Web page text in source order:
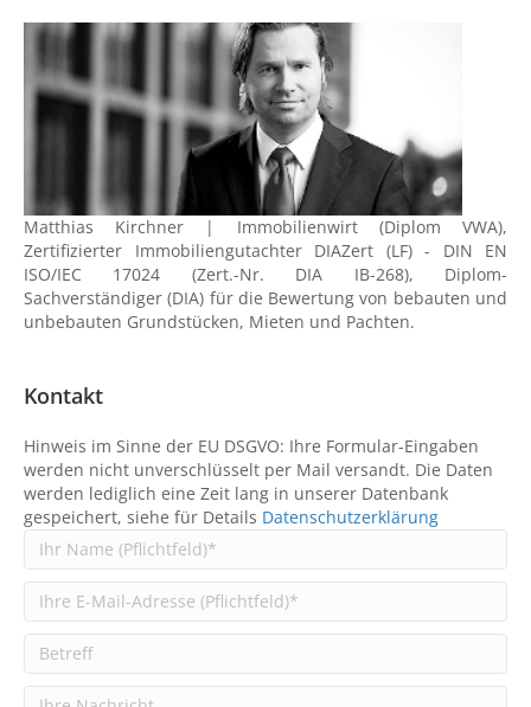
Matthias Kirchner | Immobilienwirt (Diplom VWA),
Zertifizierter Immobiliengutachter DIAZert (LF) - DIN EN
ISO/IEC 17024 (Zert.-Nr. DIA IB-268), Diplom-
Sachverständiger (DIA) für die Bewertung von bebauten und
unbebauten Grundstücken, Mieten und Pachten.
Kontakt
Hinweis im Sinne der EU DSGVO: Ihre Formular-Eingaben
werden nicht unverschlüsselt per Mail versandt. Die Daten
werden lediglich eine Zeit lang in unserer Datenbank
gespeichert, siehe für Details Datenschutzerklärung